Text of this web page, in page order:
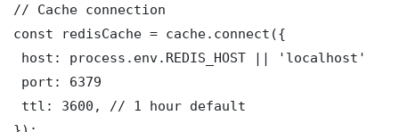
// Cache connection
const redisCache = cache.connect({
host: process.env.REDIS_HOST || 'localhost'
port: 6379
ttl: 3600, // 1 hour default